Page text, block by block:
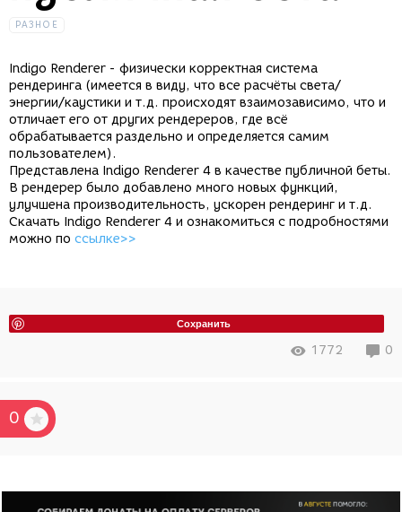
РАЗНОЕ
Indigo Renderer - физически корректная система
рендеринга (имеется в виду, что все расчёты света/
энергии/каустики и т.д. происходят взаимозависимо, что и
отличает его от других рендереров, где всё
обрабатывается раздельно и определяется самим
пользователем).
Представлена Indigo Renderer 4 в качестве публичной беты.
В рендерер было добавлено много новых функций,
улучшена производительность, ускорен рендеринг и т.д.
Скачать Indigo Renderer 4 и ознакомиться с подробностями
можно по ссылке>>
Сохранить
1772 0
0